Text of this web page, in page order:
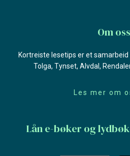
Lån e-bøker og
Om oss
Kortreiste lesetips er et
Tolga, Tynset, Alvdal,
Les mer om